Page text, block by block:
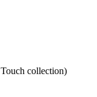
collection)